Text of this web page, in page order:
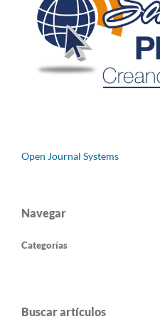
Open Journal Systems
Navegar
Categorías
Buscar artículos